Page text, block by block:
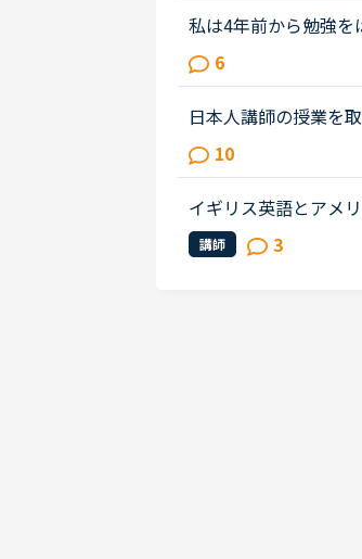
私は4年前から勉強を
ありましたが、今は
絵本、子供用英語教材
6
日本人講師の授業を
容の授業をしてもら
も日本語で説明しても
10
イギリス英語とアメ
種類があるそうです
か？そしてこれから学
講師 3